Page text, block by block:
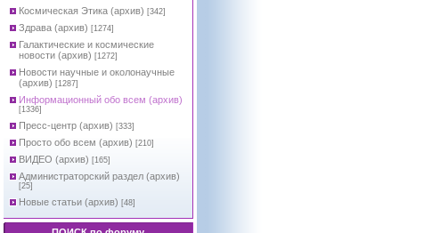
Космическая Этика (архив) [342]
Здрава (архив) [1274]
Галактические и космические
новости (архив) [1272]
Новости научные и околонаучные
(архив) [1287]
Информационный обо всем (архив)
[1336]
Пресс-центр (архив) [333]
Просто обо всем (архив) [210]
ВИДЕО (архив) [165]
Администраторский раздел (архив)
[25]
Новые статьи (архив) [48]